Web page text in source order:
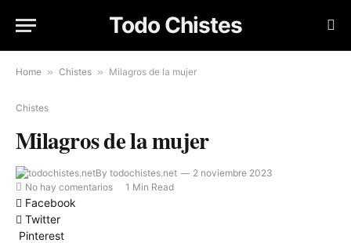
Todo Chistes
Home » Chistes » Milagros de la mujer
Chistes
Milagros de la mujer
By todochistes.net
2 noviembre 2023
No hay comentarios
1 Min Read
Facebook
Twitter
Pinterest